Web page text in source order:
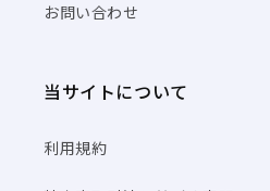
お問い合わせ
当サイトについて
利用規約